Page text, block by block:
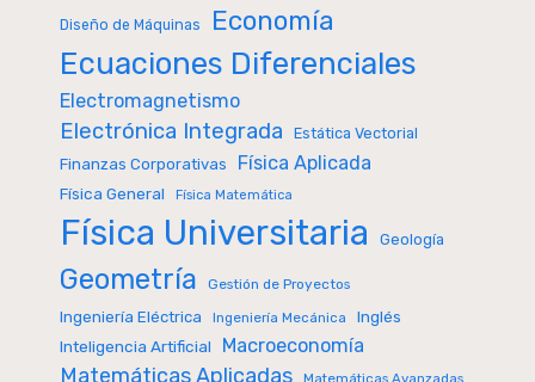
Diseño de Máquinas Economía
Ecuaciones Diferenciales
Electromagnetismo
Electrónica Integrada
Estática Vectorial
Finanzas Corporativas
Física Aplicada
Física General Física Matemática
Física Universitaria Geología
Geometría Gestión de Proyectos
Ingeniería Eléctrica Ingeniería Mecánica
Inglés
Inteligencia Artificial
Macroeconomía
Matemáticas Aplicadas